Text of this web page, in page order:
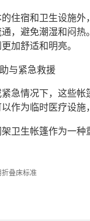
的住宿和卫生设施
通，避免潮湿和闷
加舒适和明亮。
与紧急救援
急情况下，这些
作为临时医疗设
卫生帐篷作为一
折叠床标准